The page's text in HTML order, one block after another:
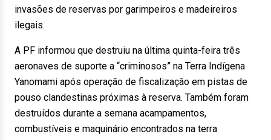
invasões de reservas por garimpeiros e madeireiros
ilegais.
A PF informou que destruiu na última quinta-feira três
aeronaves de suporte a “criminosos” na Terra Indígena
Yanomami após operação de fiscalização em pistas de
pouso clandestinas próximas à reserva. Também foram
destruídos durante a semana acampamentos,
combustíveis e maquinário encontrados na terra